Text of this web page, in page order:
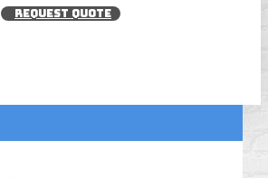
REQUEST QUOTE